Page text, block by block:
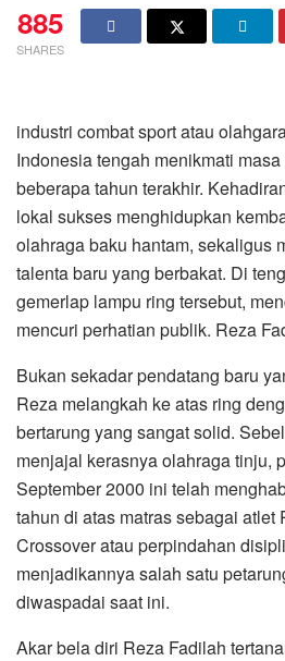
885
SHARES
industri combat sport atau
Indonesia tengah menikmati
beberapa tahun terakhir.
lokal sukses menghidupkan
olahraga baku hantam, sekaligus
talenta baru yang berbakat. Di
gemerlap lampu ring tersebut,
mencuri perhatian publik. Reza
​Bukan sekadar pendatang baru
Reza melangkah ke atas ring
bertarung yang sangat solid.
menjajal kerasnya olahraga tinju,
September 2000 ini telah
tahun di atas matras sebagai atlet
Crossover atau perpindahan
menjadikannya salah satu
diwaspadai saat ini.
​Akar bela diri Reza Fadilah